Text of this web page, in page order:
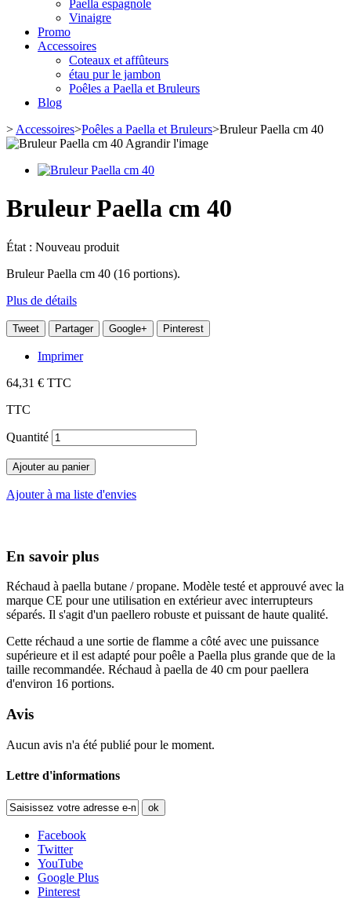
Paella espagnole
Vinaigre
Promo
Accessoires
Coteaux et affûteurs
étau pur le jambon
Poêles a Paella et Bruleurs
Blog
> Accessoires>Poêles a Paella et Bruleurs>Bruleur Paella cm 40
Agrandir l'image
Bruleur Paella cm 40
État : Nouveau produit
Bruleur Paella cm 40 (16 portions).
Plus de détails
Tweet Partager Google+ Pinterest
Imprimer
64,31 € TTC
TTC
Quantité
Ajouter au panier
Ajouter à ma liste d'envies
En savoir plus
Réchaud à paella butane / propane. Modèle testé et approuvé avec la
marque CE pour une utilisation en extérieur avec interrupteurs
séparés. Il s'agit d'un paellero robuste et puissant de haute qualité.
Cette réchaud a une sortie de flamme a côté avec une puissance
supérieure et il est adapté pour poêle a Paella plus grande que de la
taille recommandée. Réchaud à paella de 40 cm pour paellera
d'environ 16 portions.
Avis
Aucun avis n'a été publié pour le moment.
Lettre d'informations
ok
Facebook
Twitter
YouTube
Google Plus
Pinterest